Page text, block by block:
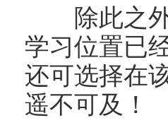
除此之外
学习位置已
还可选择在
遥不可及！